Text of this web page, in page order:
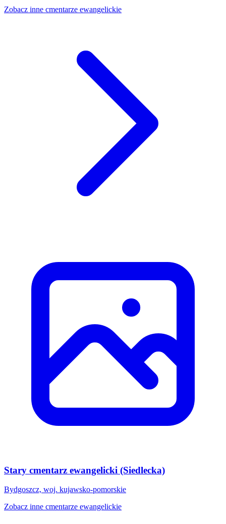
Zobacz inne cmentarze ewangelickie
Stary cmentarz ewangelicki (Siedlecka)
Bydgoszcz, woj. kujawsko-pomorskie
Zobacz inne cmentarze ewangelickie